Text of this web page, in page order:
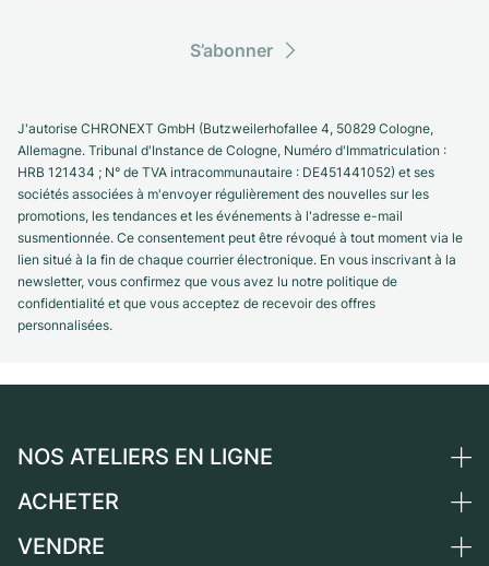
S’abonner
J'autorise CHRONEXT GmbH (Butzweilerhofallee 4, 50829 Cologne,
Allemagne. Tribunal d'Instance de Cologne, Numéro d'Immatriculation :
HRB 121434 ; N° de TVA intracommunautaire : DE451441052) et ses
sociétés associées à m'envoyer régulièrement des nouvelles sur les
promotions, les tendances et les événements à l'adresse e-mail
susmentionnée. Ce consentement peut être révoqué à tout moment via le
lien situé à la fin de chaque courrier électronique. En vous inscrivant à la
newsletter, vous confirmez que vous avez lu notre politique de
confidentialité et que vous acceptez de recevoir des offres
personnalisées.
NOS ATELIERS EN LIGNE
Allemagne
ACHETER
Toutes les montres de luxe
VENDRE